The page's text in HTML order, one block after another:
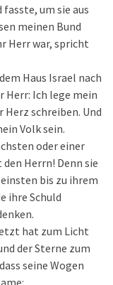
fasste, um sie aus
meinen Bund
Herr war, spricht
Haus Israel nach
Herr: Ich lege mein
Herz schreiben. Und
Volk sein.
oder einer
Herrn! Denn sie
bis zu ihrem
ihre Schuld
hat zum Licht
der Sterne zum
seine Wogen